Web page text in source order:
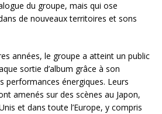
du groupe, mais qui ose
de nouveaux territoires et sons
années, le groupe a atteint un public
sortie d’album grâce à son
performances énergiques. Leurs
amenés sur des scènes au Japon,
et dans toute l’Europe, y compris